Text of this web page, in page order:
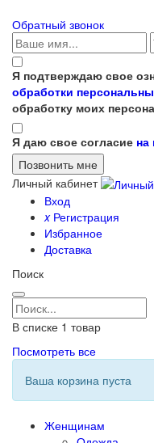
Обратный звонок
Я подтверждаю свое
обработки
обработку моих
Я даю свое согласие на
Личный кабинет
Вход
xРегистрация
Избранное
Доставка
Поиск
В списке 1 товар
Посмотреть все
Ваша корзина пуста
Женщинам